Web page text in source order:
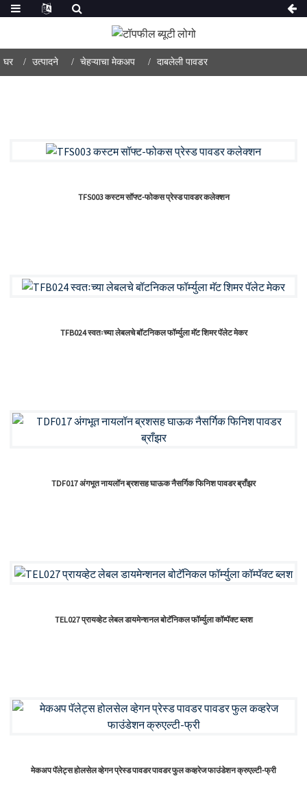
घर उत्पादने चेहऱ्याचा मेकअप दाबलेली पावडर
TFS003 कस्टम सॉफ्ट-फोकस प्रेस्ड पावडर कलेक्शन
TFB024 स्वतःच्या लेबलचे बॉटनिकल फॉर्म्युला मॅट शिमर पॅलेट मेकर
TDF017 अंगभूत नायलॉन ब्रशसह घाऊक नैसर्गिक फिनिश पावडर ब्राँझर
TEL027 प्रायव्हेट लेबल डायमेन्शनल बोटॅनिकल फॉर्म्युला कॉम्पॅक्ट ब्लश
मेकअप पॅलेट्स होलसेल व्हेगन प्रेस्ड पावडर पावडर फुल कव्हरेज फाउंडेशन क्रुएल्टी-फ्री